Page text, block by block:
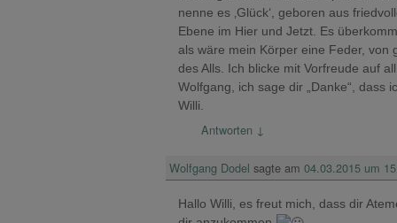
nenne es ‚Glück‘, geboren aus
Ebene im Hier und Jetzt. Es
als wäre mein Körper eine Feder, von
des Alls. Ich blicke mit Vorfreude auf
Wolfgang, ich sage dir „Danke“, dass
Willi.
Antworten ↓
Wolfgang Dodel sagte am 04.03.2015 um
Hallo Willi, es freut mich, dass dir